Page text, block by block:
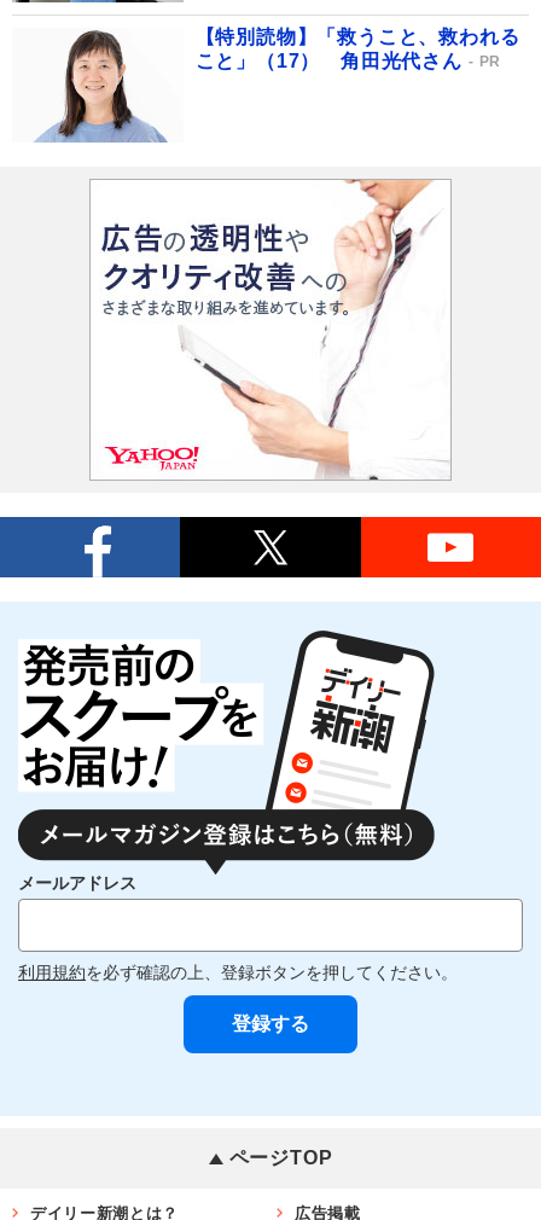
【特別読物】「救うこと、救われる
こと」（17） 角田光代さん
PR
メールアドレス
利用規約を必ず確認の上、登録ボタンを押してください。
ページTOP
デイリー新潮とは？ 広告掲載